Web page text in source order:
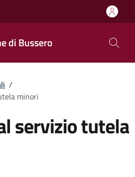
di Bussero
/
minori
servizio tutela